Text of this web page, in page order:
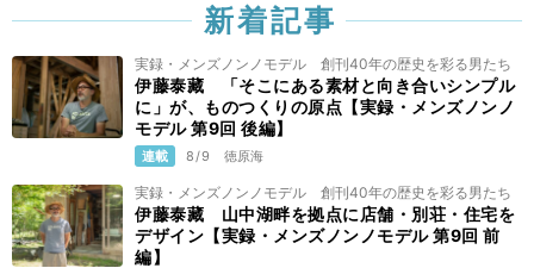
新着記事
実録・メンズノンノモデル 創刊40年の歴史を彩る男たち
伊藤泰藏 「そこにある素材と向き合いシンプル
に」が、ものつくりの原点【実録・メンズノンノ
モデル 第9回 後編】
連載 8/9 徳原海
実録・メンズノンノモデル 創刊40年の歴史を彩る男たち
伊藤泰藏 山中湖畔を拠点に店舗・別荘・住宅を
デザイン【実録・メンズノンノモデル 第9回 前
編】